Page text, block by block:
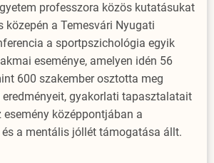
professzora közös kutatásukat
közepén a Temesvári Nyugati
a sportpszichológia egyik
eseménye, amelyen idén 56
600 szakember osztotta meg
eredményeit, gyakorlati tapasztalatait
esemény középpontjában a
a mentális jóllét támogatása állt.